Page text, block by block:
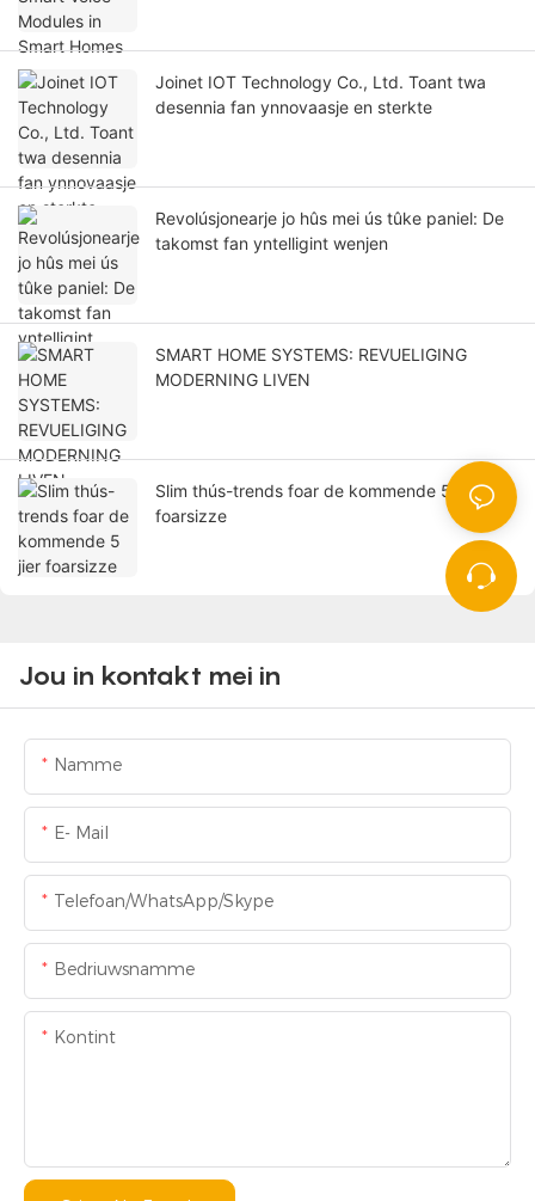
Joinet IOT Technology Co., Ltd. Toant twa
desennia fan ynnovaasje en sterkte
Revolúsjonearje jo hûs mei ús tûke paniel: De
takomst fan yntelligint wenjen
SMART HOME SYSTEMS: REVUELIGING
MODERNING LIVEN
Slim thús-trends foar de kommende 5 jier
foarsizze
Jou in kontakt mei in
Namme
E- Mail
Telefoan/WhatsApp/Skype
Bedriuwsnamme
Kontint